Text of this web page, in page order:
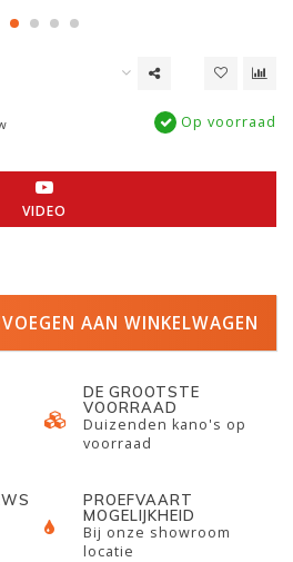
Op voorraad
VIDEO
AAN WINKELWAGEN
DE GROOTSTE
VOORRAAD
Duizenden kano's op
voorraad
PROEFVAART
MOGELIJKHEID
Bij onze showroom
locatie